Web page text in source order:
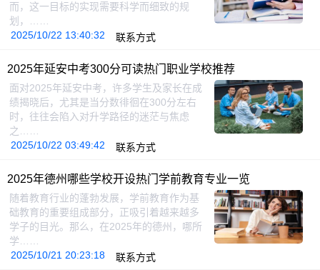
而，这一目标的实现需要科学而细致的规
划，……
2025/10/22 13:40:32
联系方式
2025年延安中考300分可读热门职业学校推荐
面对2025年延安中考，许多学生及家长在成
绩揭晓后，尤其是当分数徘徊在300分左右
时，往往会陷入对升学路径的迷茫与焦虑
之……
2025/10/22 03:49:42
联系方式
2025年德州哪些学校开设热门学前教育专业一览
随着教育行业的蓬勃发展，学前教育作为基
础教育的重要组成部分，正吸引着越来越多
学子的目光。那么，在2025年的德州，哪所
学……
2025/10/21 20:23:18
联系方式